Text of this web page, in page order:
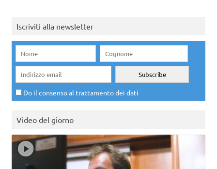
Iscriviti alla newsletter
Do il consenso al trattamento dei dati
Video del giorno